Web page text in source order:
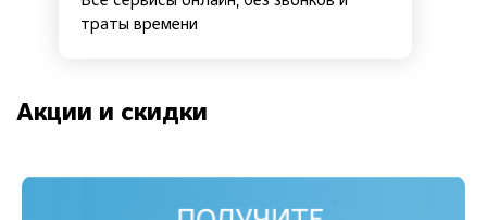
траты времени
Акции и скидки